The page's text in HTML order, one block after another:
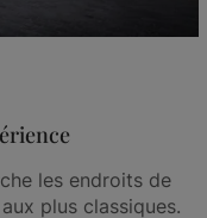
les endroits de
plus classiques.